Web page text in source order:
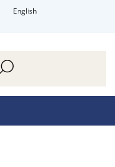
English